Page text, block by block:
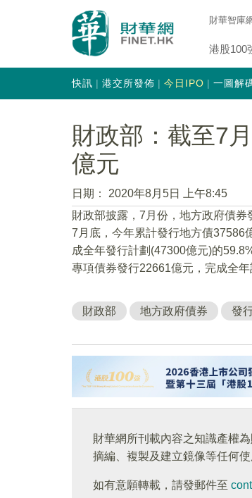
財華智庫
港股100
快訊 港交所發佈 今日IPO 一圖解
財政部：截至7
億元
日期：
2020年8月5日 上午8:45
財政部披露，7月份，地方政府債
7月底，今年累計發行地方債37586
成全年發行計劃(47300億元)的
專項債券發行22661億元，完成全年
財政部 地方政府債券 發
財華網所刊載內容之知識產權
摘編、複製及建立鏡像等任何使
如有意願轉載，請發郵件至